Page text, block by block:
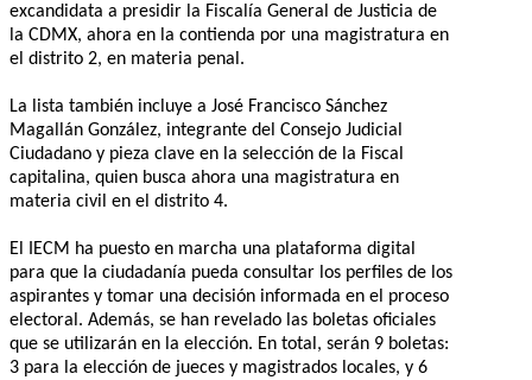
excandidata a presidir la Fiscalía General de Justicia de
la CDMX, ahora en la contienda por una magistratura en
el distrito 2, en materia penal.
La lista también incluye a José Francisco Sánchez
Magallán González, integrante del Consejo Judicial
Ciudadano y pieza clave en la selección de la Fiscal
capitalina, quien busca ahora una magistratura en
materia civil en el distrito 4.
El IECM ha puesto en marcha una plataforma digital
para que la ciudadanía pueda consultar los perfiles de los
aspirantes y tomar una decisión informada en el proceso
electoral. Además, se han revelado las boletas oficiales
que se utilizarán en la elección. En total, serán 9 boletas:
3 para la elección de jueces y magistrados locales, y 6